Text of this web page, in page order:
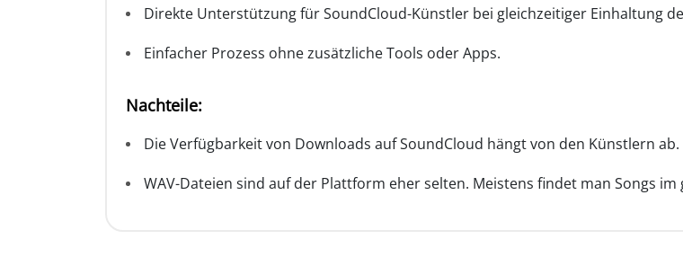
Direkte Unterstützung für SoundCloud-Künstler bei gleichzeitiger Einhaltung
Einfacher Prozess ohne zusätzliche Tools oder Apps.
Nachteile:
Die Verfügbarkeit von Downloads auf SoundCloud hängt von den Künstlern
WAV-Dateien sind auf der Plattform eher selten. Meistens findet man Songs im